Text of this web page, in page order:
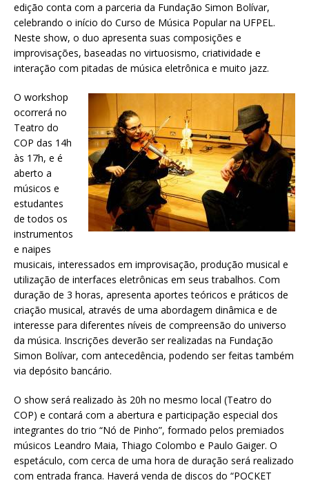
edição conta com a parceria da Fundação Simon Bolívar,
celebrando o início do Curso de Música Popular na UFPEL.
Neste show, o duo apresenta suas composições e
improvisações, baseadas no virtuosismo, criatividade e
interação com pitadas de música eletrônica e muito jazz.
O workshop
ocorrerá no
Teatro do
COP das 14h
às 17h, e é
aberto a
músicos e
estudantes
de todos os
instrumentos
e naipes
musicais, interessados em improvisação, produção musical e
utilização de interfaces eletrônicas em seus trabalhos. Com
duração de 3 horas, apresenta aportes teóricos e práticos de
criação musical, através de uma abordagem dinâmica e de
interesse para diferentes níveis de compreensão do universo
da música. Inscrições deverão ser realizadas na Fundação
Simon Bolívar, com antecedência, podendo ser feitas também
via depósito bancário.
O show será realizado às 20h no mesmo local (Teatro do
COP) e contará com a abertura e participação especial dos
integrantes do trio “Nó de Pinho”, formado pelos premiados
músicos Leandro Maia, Thiago Colombo e Paulo Gaiger. O
espetáculo, com cerca de uma hora de duração será realizado
com entrada franca. Haverá venda de discos do “POCKET